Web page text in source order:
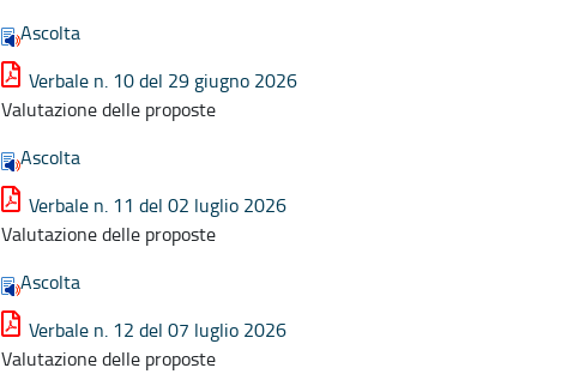
Ascolta
Verbale n. 10 del 29 giugno 2026
Valutazione delle proposte
Ascolta
Verbale n. 11 del 02 luglio 2026
Valutazione delle proposte
Ascolta
Verbale n. 12 del 07 luglio 2026
Valutazione delle proposte